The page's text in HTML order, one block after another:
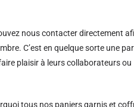
nous contacter directement
C’est en quelque sorte une
plaisir à leurs collaborateurs ou
tous nos paniers garnis et